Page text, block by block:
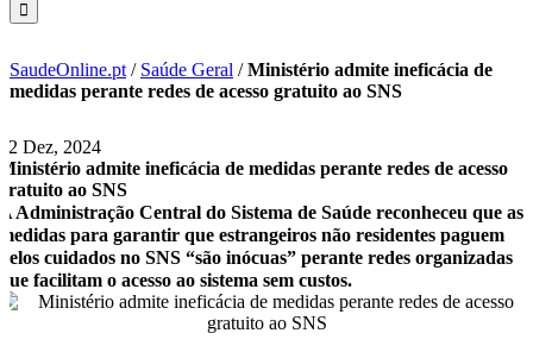
SaudeOnline.pt / Saúde Geral /Ministério admite ineficácia de
medidas perante redes de acesso gratuito ao SNS
12 Dez, 2024
Ministério admite ineficácia de medidas perante redes de acesso
gratuito ao SNS
A Administração Central do Sistema de Saúde reconheceu que as
medidas para garantir que estrangeiros não residentes paguem
pelos cuidados no SNS “são inócuas” perante redes organizadas
que facilitam o acesso ao sistema sem custos.